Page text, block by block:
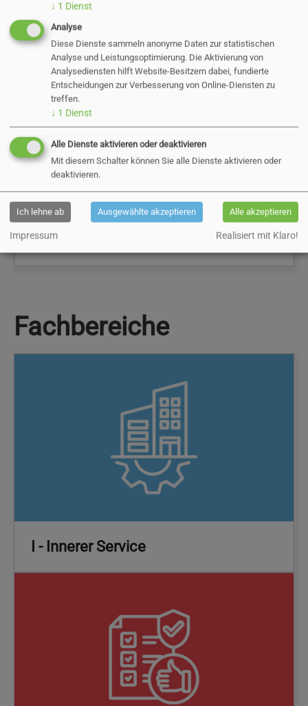
Justiziariat
Korruptionsbeauftragte
Fachbereiche
I - Innerer Service
↓ 1 Dienst
Analyse
Diese Dienste sammeln anonyme Daten zur statistischen
Analyse und Leistungsoptimierung. Die Aktivierung von
Analysediensten hilft Website-Besitzern dabei, fundierte
Entscheidungen zur Verbesserung von Online-Diensten zu
treffen.
↓ 1 Dienst
Alle Dienste aktivieren oder deaktivieren
Mit diesem Schalter können Sie alle Dienste aktivieren oder
deaktivieren.
Ich lehne ab Ausgewählte akzeptieren Alle akzeptieren
Impressum Realisiert mit Klaro!